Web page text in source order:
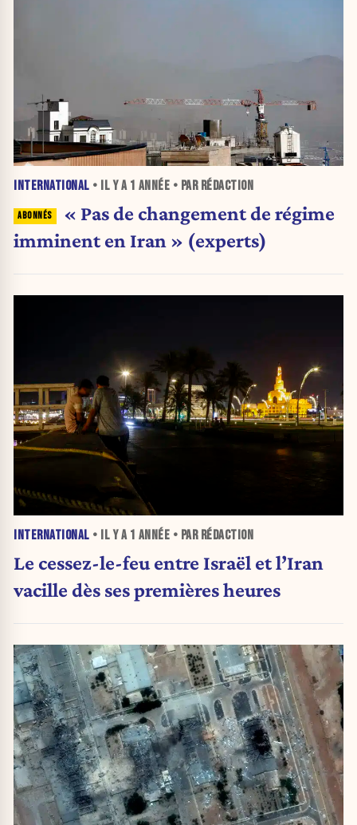
INTERNATIONAL • IL Y A 1 ANNÉE • PAR RÉDACTION
« Pas de changement de régime
imminent en Iran » (experts)
INTERNATIONAL • IL Y A 1 ANNÉE • PAR RÉDACTION
Le cessez-le-feu entre Israël et l’Iran
vacille dès ses premières heures